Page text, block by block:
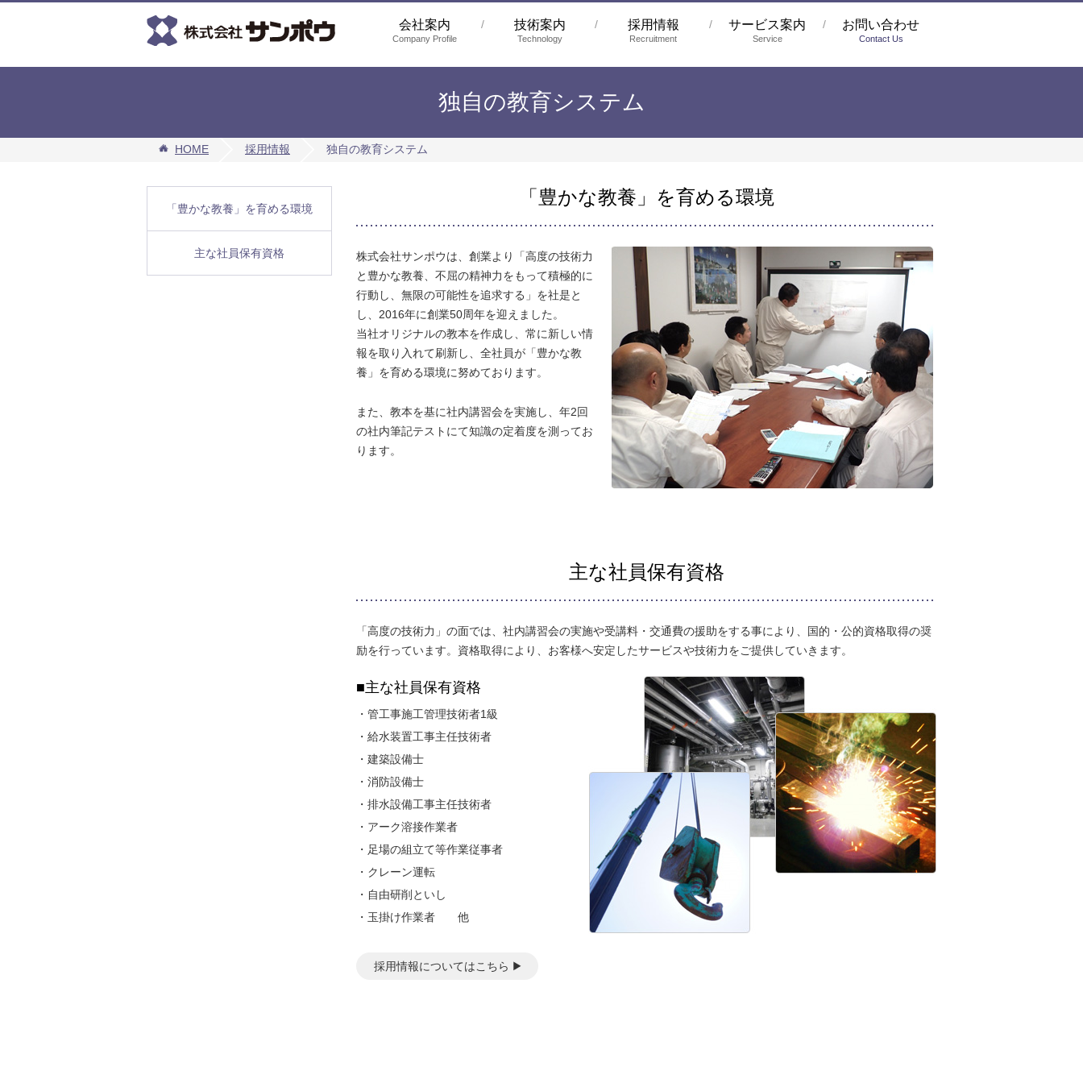
会社案内
Company Profile
技術案内
Technology
採用情報
Recruitment
サービス案内
Service
お問い合わせ
Contact Us
独自の教育システム
HOME 採用情報 独自の教育システム
「豊かな教養」を育める環境
株式会社サンポウは、創業より「高度の技術力
と豊かな教養、不屈の精神力をもって積極的に
行動し、無限の可能性を追求する」を社是と
し、2016年に創業50周年を迎えました。
当社オリジナルの教本を作成し、常に新しい情
報を取り入れて刷新し、全社員が「豊かな教
養」を育める環境に努めております。
また、教本を基に社内講習会を実施し、年2回
の社内筆記テストにて知識の定着度を測ってお
ります。
主な社員保有資格
「高度の技術力」の面では、社内講習会の実施や受講料・交通費の援助をする事により、国的・公的資格取得の奨
励を行っています。資格取得により、お客様へ安定したサービスや技術力をご提供していきます。
主な社員保有資格
管工事施工管理技術者1級
給水装置工事主任技術者
建築設備士
消防設備士
排水設備工事主任技術者
アーク溶接作業者
足場の組立て等作業従事者
クレーン運転
自由研削といし
玉掛け作業者 他
採用情報についてはこちら
「豊かな教養」を育める環境
主な社員保有資格